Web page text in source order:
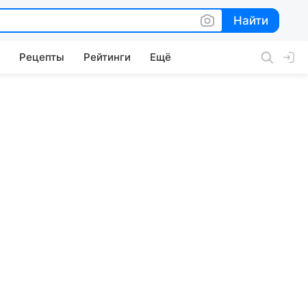
Найти
Найти
Рецепты Рейтинги Ещё